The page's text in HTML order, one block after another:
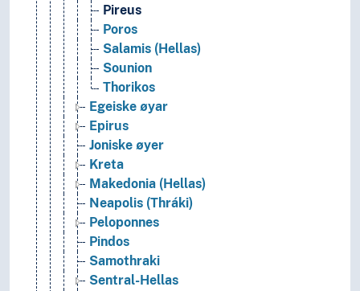
Pireus
Poros
Salamis (Hellas)
Sounion
Thorikos
Egeiske øyar
Epirus
Joniske øyer
Kreta
Makedonia (Hellas)
Neapolis (Thráki)
Peloponnes
Pindos
Samothraki
Sentral-Hellas